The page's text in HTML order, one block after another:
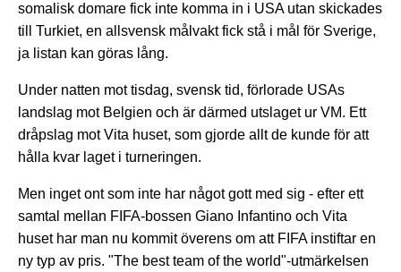
somalisk domare fick inte komma in i USA utan skickades
till Turkiet, en allsvensk målvakt fick stå i mål för Sverige,
ja listan kan göras lång.
Under natten mot tisdag, svensk tid, förlorade USAs
landslag mot Belgien och är därmed utslaget ur VM. Ett
dråpslag mot Vita huset, som gjorde allt de kunde för att
hålla kvar laget i turneringen.
Men inget ont som inte har något gott med sig - efter ett
samtal mellan FIFA-bossen Giano Infantino och Vita
huset har man nu kommit överens om att FIFA instiftar en
ny typ av pris. "The best team of the world"-utmärkelsen